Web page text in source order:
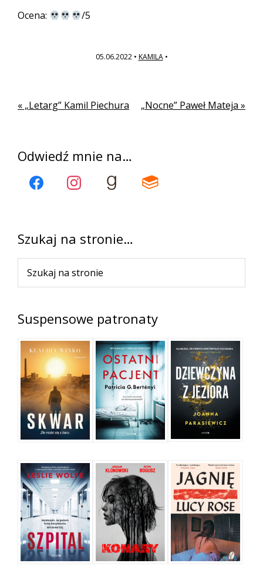
Ocena: /5
05.06.2022• KAMILA•
Poprzedni
« „Letarg” Kamil Piechura
Kolejny
„Nocne” Paweł Mateja »
Pierwszy
panel
boczny
Odwiedź mnie na…
Szukaj na stronie…
na
Suspensowe patronaty